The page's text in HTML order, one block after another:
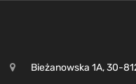
Bieżanowska 1A, 30-